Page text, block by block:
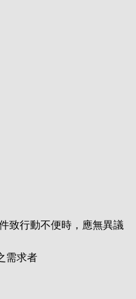
致行動不便時，應無異議
需求者